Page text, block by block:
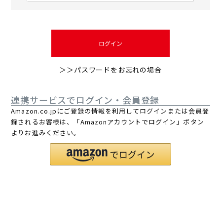
ログイン
＞＞パスワードをお忘れの場合
連携サービスでログイン・会員登録
Amazon.co.jpにご登録の情報を利用してログインまたは会員登
録されるお客様は、「Amazonアカウントでログイン」ボタン
よりお進みください。